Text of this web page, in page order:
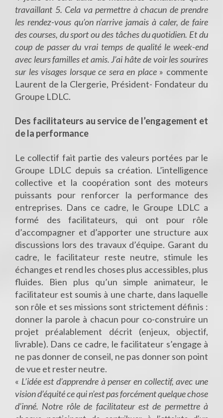
travaillant 5. Cela va permettre à chacun de prendre
les rendez-vous qu’on n’arrive jamais à caler, de faire
des courses, du sport ou des tâches du quotidien. Et du
coup de passer du vrai temps de qualité le week-end
avec leurs familles et amis. J’ai hâte de voir les sourires
sur les visages lorsque ce sera en place» commente
Laurent de la Clergerie, Président- Fondateur du
Groupe LDLC.
Des facilitateurs au service de l’engagement et
de la performance
Le collectif fait partie des valeurs portées par le
Groupe LDLC depuis sa création. L’intelligence
collective et la coopération sont des moteurs
puissants pour renforcer la performance des
entreprises. Dans ce cadre, le Groupe LDLC a
formé des facilitateurs, qui ont pour rôle
d’accompagner et d’apporter une structure aux
discussions lors des travaux d’équipe. Garant du
cadre, le facilitateur reste neutre, stimule les
échanges et rend les choses plus accessibles, plus
fluides. Bien plus qu’un simple animateur, le
facilitateur est soumis à une charte, dans laquelle
son rôle et ses missions sont strictement définis :
donner la parole à chacun pour co-construire un
projet préalablement décrit (enjeux, objectif,
livrable). Dans ce cadre, le facilitateur s’engage à
ne pas donner de conseil, ne pas donner son point
de vue et rester neutre.
« L’idée est d’apprendre à penser en collectif, avec une
vision d’équité ce qui n’est pas forcément quelque chose
d’inné. Notre rôle de facilitateur est de permettre à